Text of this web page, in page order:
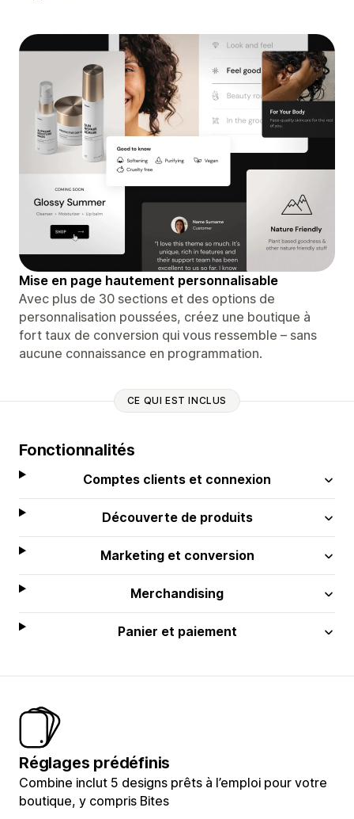
Mise en page hautement personnalisable
Avec plus de 30 sections et des options de
personnalisation poussées, créez une boutique à
fort taux de conversion qui vous ressemble – sans
aucune connaissance en programmation.
CE QUI EST INCLUS
Fonctionnalités
Comptes clients et connexion
Découverte de produits
Marketing et conversion
Merchandising
Panier et paiement
Réglages prédéfinis
Combine inclut 5 designs prêts à l’emploi pour votre
boutique, y compris Bites